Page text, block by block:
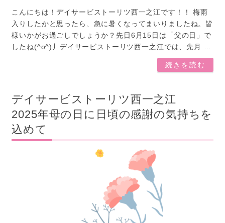
こんにちは！デイサービストーリツ西一之江です！！ 梅雨
入りしたかと思ったら、急に暑くなってまいりましたね。皆
様いかがお過ごしでしょうか？先日6月15日は「父の日」で
したね(^o^)丿デイサービストーリツ西一之江では、先月 …
続きを読む
デイサービストーリツ西一之江
2025年母の日に日頃の感謝の気持ちを
込めて